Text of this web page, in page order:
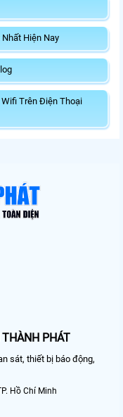
Hiện Nay
Trên Điện Thoại
PHÁT
sát, thiết bị báo động,
Hồ Chí Minh